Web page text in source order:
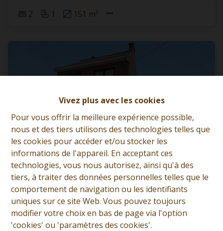
Vivez plus avec les cookies
Pour vous offrir la meilleure expérience possible,
nous et des tiers utilisons des technologies telles que
les cookies pour accéder et/ou stocker les
informations de l'appareil. En acceptant ces
technologies, vous nous autorisez, ainsi qu'à des
tiers, à traiter des données personnelles telles que le
comportement de navigation ou les identifiants
uniques sur ce site Web. Vous pouvez toujours
modifier votre choix en bas de page via l'option
'cookies' ou 'paramètres des cookies'.
2 1 151 m²
Maison 4 façades habitable rapidement +
jardin
Rue de Boussu 63, 7333 Tertre | Ref